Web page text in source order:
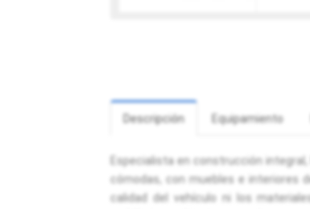
Descripción Equipamiento
Especialista en construcción
cómodas, con muebles e interiores
calidad del vehículo ni los